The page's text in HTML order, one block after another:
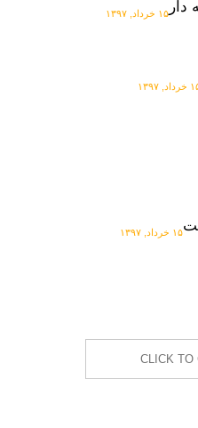
۱۵ خرداد, ۱۳۹۷
۱۳۹۷
۱۵ خرداد, ۱۳۹۷
CLICK TO